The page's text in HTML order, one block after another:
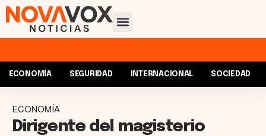
ECONOMÍA SEGURIDAD INTERNACIONAL SOCIEDAD
ECONOMÍA
Dirigente del magisterio